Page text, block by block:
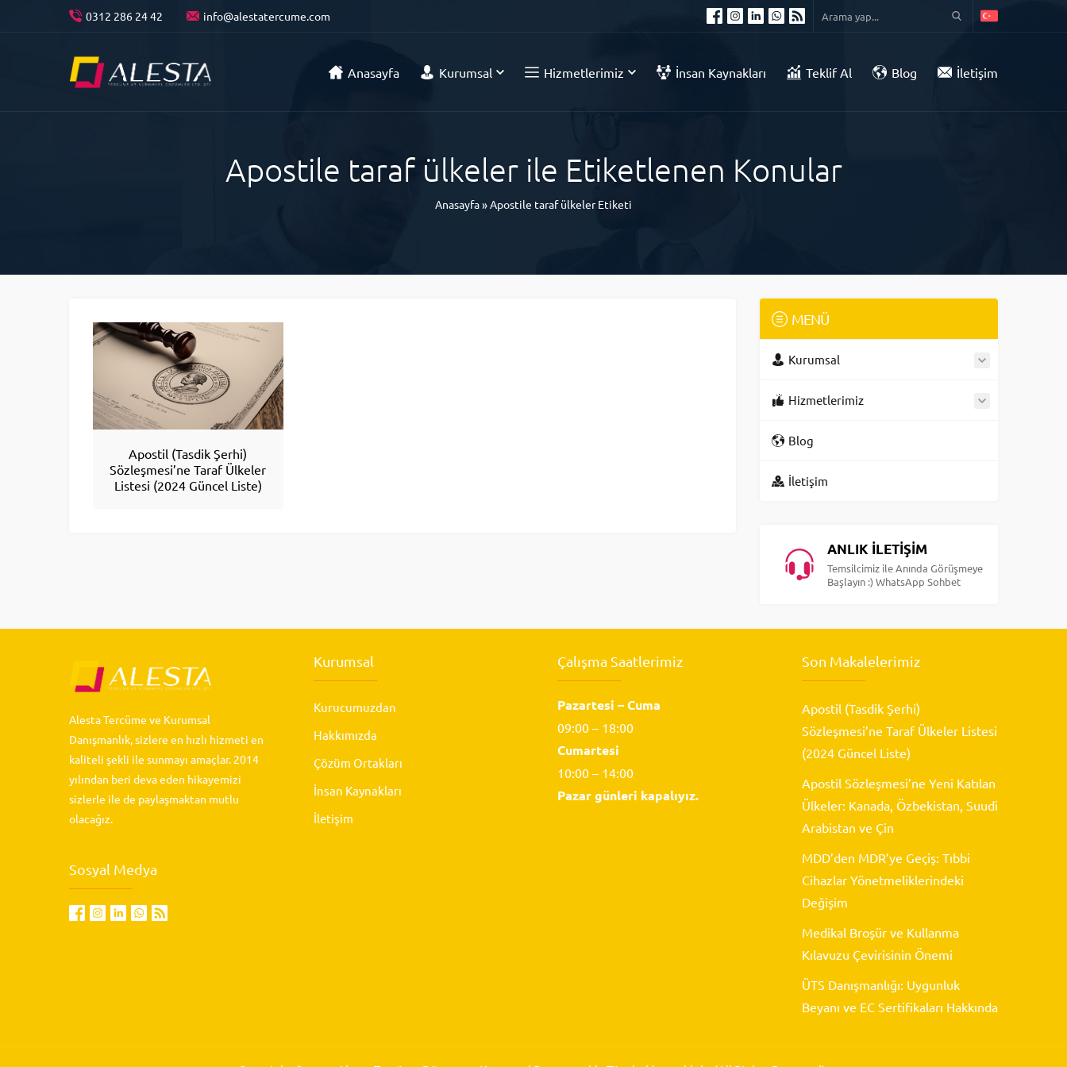
0312 286 24 42 info@alestatercume.com
Anasayfa Kurumsal Hizmetlerimiz İnsan Kaynakları Teklif Al Blog İletişim
Apostile taraf ülkeler ile Etiketlenen Konular
Anasayfa»Apostile taraf ülkeler Etiketi
Apostil (Tasdik Şerhi)
Sözleşmesi’ne Taraf Ülkeler
Listesi (2024 Güncel Liste)
MENÜ
Kurumsal
Hizmetlerimiz
Blog
İletişim
ANLIK İLETİŞİM
Temsilcimiz ile Anında Görüşmeye
Başlayın :) WhatsApp Sohbet
Alesta Tercüme ve Kurumsal
Danışmanlık, sizlere en hızlı hizmeti en
kaliteli şekli ile sunmayı amaçlar. 2014
yılından beri deva eden hikayemizi
sizlerle ile de paylaşmaktan mutlu
olacağız.
Sosyal Medya
Kurumsal
Kurucumuzdan
Hakkımızda
Çözüm Ortakları
İnsan Kaynakları
İletişim
Çalışma Saatlerimiz
Pazartesi – Cuma
09:00 – 18:00
Cumartesi
10:00 – 14:00
Pazar günleri kapalıyız.
Son Makalelerimiz
Apostil (Tasdik Şerhi)
Sözleşmesi’ne Taraf Ülkeler Listesi
(2024 Güncel Liste)
Apostil Sözleşmesi’ne Yeni Katılan
Ülkeler: Kanada, Özbekistan, Suudi
Arabistan ve Çin
MDD’den MDR’ye Geçiş: Tıbbi
Cihazlar Yönetmeliklerindeki
Değişim
Medikal Broşür ve Kullanma
Kılavuzu Çevirisinin Önemi
ÜTS Danışmanlığı: Uygunluk
Beyanı ve EC Sertifikaları Hakkında
Alesta Tercüme ve Danışmanlık